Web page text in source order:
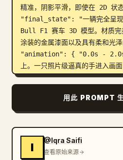
精准，阴影平滑，即使在 2D 状
"final_state": "一辆完全呈现
Bull F1 赛车 3D 模型。材质完
涂装的金属漆面以及具有柔和光
"animation": { "0.0s -
上。一只照片级逼真的手进入画
描中几条淡淡的辅助线。",
处，2D 的铅笔线条和阴影无缝
中的赛道碎片升起并变为真实物
3D 形态，仿佛一辆真实的微型车
轻微的轰鸣声，排气口散发出
用此 PROMPT
I
@Iqra Saifi
查看原始来源